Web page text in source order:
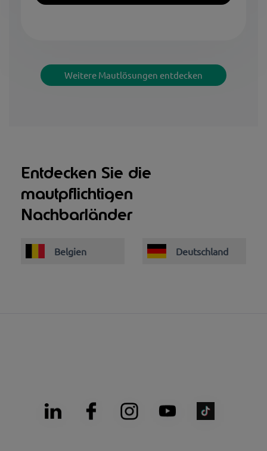
Weitere Mautlösungen entdecken
Entdecken Sie die
mautpflichtigen
Nachbarländer
Belgien Deutschland